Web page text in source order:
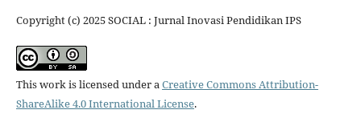
Copyright (c) 2025 SOCIAL : Jurnal Inovasi Pendidikan IPS
This work is licensed under aCreative Commons Attribution-
ShareAlike 4.0 International License.